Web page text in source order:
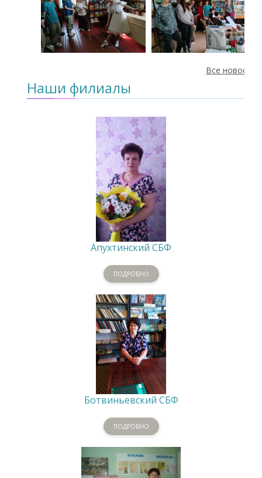
Все новости
Наши филиалы
Апухтинский СБФ
ПОДРОБНО
Ботвиньевский СБФ
ПОДРОБНО